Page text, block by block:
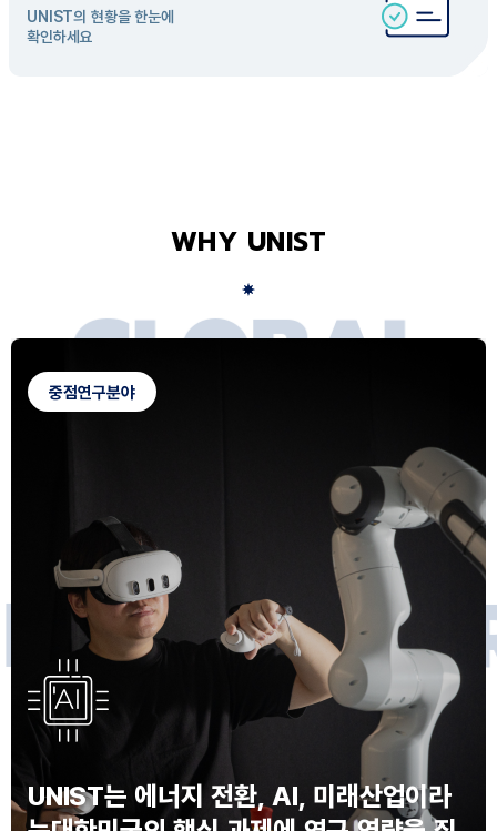
UNIST의 현황을 한눈에
확인하세요
WHY UNIST
GLOBAL
CA S
R
FU TU RE
NNOVATO
S
중점연구분야
UNIST는 에너지 전환, AI, 미래산업이라